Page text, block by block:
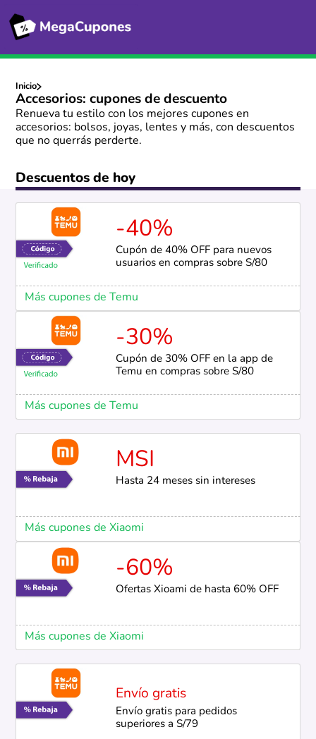
Inicio
Accesorios: cupones de descuento
Renueva tu estilo con los mejores cupones en
accesorios: bolsos, joyas, lentes y más, con descuentos
que no querrás perderte.
Descuentos de hoy
-40%
Cupón de 40% OFF para nuevos
usuarios en compras sobre S/80
Más cupones de Temu
-30%
Cupón de 30% OFF en la app de
Temu en compras sobre S/80
Más cupones de Temu
MSI
Hasta 24 meses sin intereses
Más cupones de Xiaomi
-60%
Ofertas Xioami de hasta 60% OFF
Más cupones de Xiaomi
Envío gratis
Envío gratis para pedidos
superiores a S/79